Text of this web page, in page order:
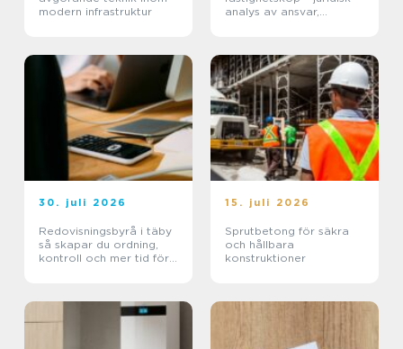
modern infrastruktur
analys av ansvar,
30. juli 2026
Redovisningsbyrå i täby
så skapar du ordning,
kontroll och mer tid för
15. juli 2026
Sprutbetong för säkra
och hållbara
konstruktioner